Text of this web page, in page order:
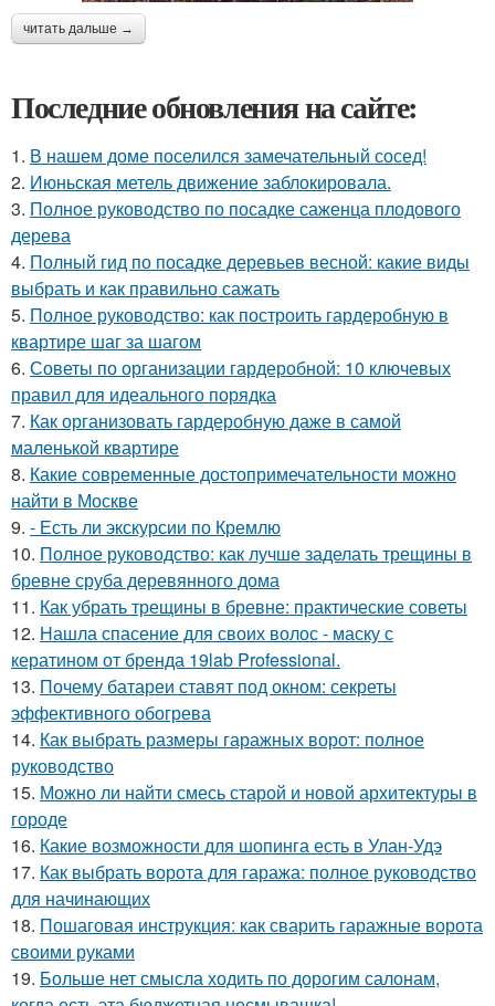
читать дальше →
Последние обновления на сайте:
1. В нашем доме поселился замечательный сосед!
2. Июньская метель движение заблокировала.
3. Полное руководство по посадке саженца плодового
дерева
4. Полный гид по посадке деревьев весной: какие виды
выбрать и как правильно сажать
5. Полное руководство: как построить гардеробную в
квартире шаг за шагом
6. Советы по организации гардеробной: 10 ключевых
правил для идеального порядка
7. Как организовать гардеробную даже в самой
маленькой квартире
8. Какие современные достопримечательности можно
найти в Москве
9. - Есть ли экскурсии по Кремлю
10. Полное руководство: как лучше заделать трещины в
бревне сруба деревянного дома
11. Как убрать трещины в бревне: практические советы
12. Нашла спасение для своих волос - маску с
кератином от бренда 19lab Professional.
13. Почему батареи ставят под окном: секреты
эффективного обогрева
14. Как выбрать размеры гаражных ворот: полное
руководство
15. Можно ли найти смесь старой и новой архитектуры в
городе
16. Какие возможности для шопинга есть в Улан-Удэ
17. Как выбрать ворота для гаража: полное руководство
для начинающих
18. Пошаговая инструкция: как сварить гаражные ворота
своими руками
19. Больше нет смысла ходить по дорогим салонам,